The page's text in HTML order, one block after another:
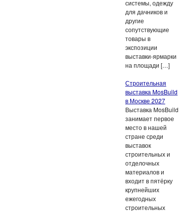
системы, одежду
для дачников и
другие
сопутствующие
товары в
экспозиции
выставки-ярмарки
на площади […]
Строительная
выставка MosBuild
в Москве 2027
Выставка MosBuild
занимает первое
место в нашей
стране среди
выставок
строительных и
отделочных
материалов и
входит в пятёрку
крупнейших
ежегодных
строительных